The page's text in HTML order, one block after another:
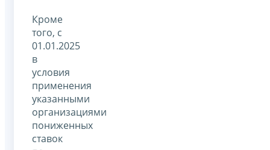
Кроме
того, с
01.01.2025
в
условия
применения
указанными
организациями
пониженных
ставок